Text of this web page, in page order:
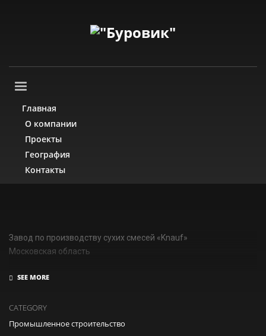
Главная
О компании
Проекты
География
Контакты
Завод по производству сухих смесей «Knauf»
Московская область
CATEGORY
Промышленное строительство